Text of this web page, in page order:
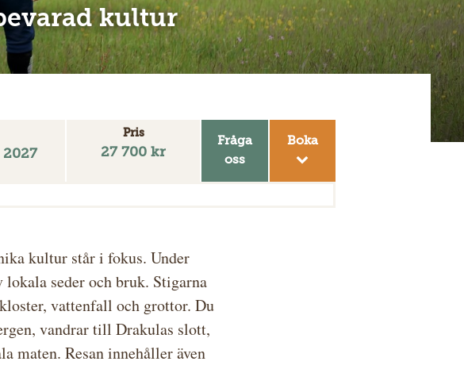
kultur
2027
Pris
27 700 kr
Fråga
oss
Boka
kultur står i fokus. Under
lokala seder och bruk. Stigarna
vattenfall och grottor. Du
vandrar till Drakulas slott,
maten. Resan innehåller även